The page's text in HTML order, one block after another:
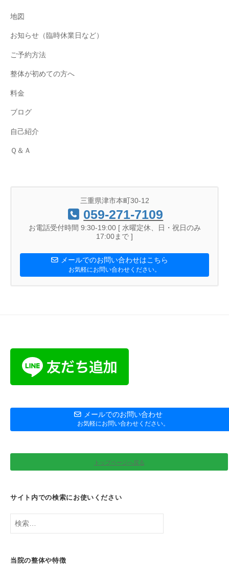
地図
お知らせ（臨時休業日など）
ご予約方法
整体が初めての方へ
料金
ブログ
自己紹介
Ｑ＆Ａ
三重県津市本町30-12
059-271-7109
お電話受付時間 9:30-19:00 [ 水曜定休、日・祝日のみ
17:00まで ]
メールでのお問い合わせはこちら
お気軽にお問い合わせください。
メールでのお問い合わせ
お気軽にお問い合わせください。
トップページへ戻る
サイト内での検索にお使いください
検
当院の整体や特徴